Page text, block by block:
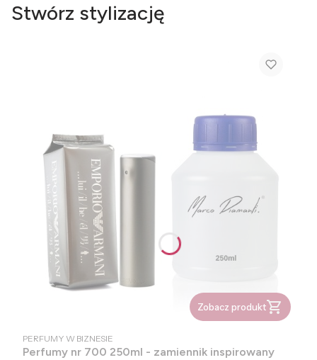
Stwórz stylizację
Zobacz produkt
PRODUCENT
PERFUMY W BIZNESIE
Perfumy nr 700 250ml - zamiennik inspirowany